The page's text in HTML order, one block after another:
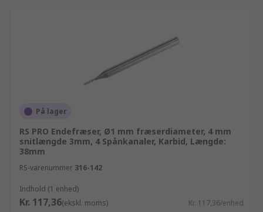
På lager
RS PRO Endefræser, Ø1 mm fræserdiameter, 4 mm
snitlængde 3mm, 4 Spånkanaler, Karbid, Længde:
38mm
RS-varenummer 316-142
Indhold (1 enhed)
Kr. 117,36(ekskl. moms) Kr. 117,36/enhed